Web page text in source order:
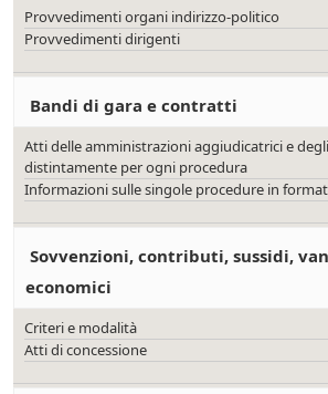
Provvedimenti organi indirizzo-politico
Provvedimenti dirigenti
Bandi di gara e contratti
Atti delle amministrazioni aggiudicatrici e
distintamente per ogni procedura
Informazioni sulle singole procedure in
Sovvenzioni, contributi, sussidi,
economici
Criteri e modalità
Atti di concessione